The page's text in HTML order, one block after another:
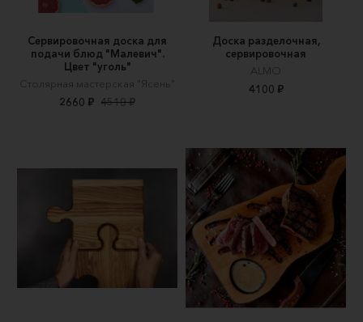
Сервировочная доска для
подачи блюд "Малевич".
Цвет "уголь"
Столярная мастерская "Ясень"
2660 ₽ 4510 ₽
Доска разделочная,
сервировочная
ALMO
4100 ₽